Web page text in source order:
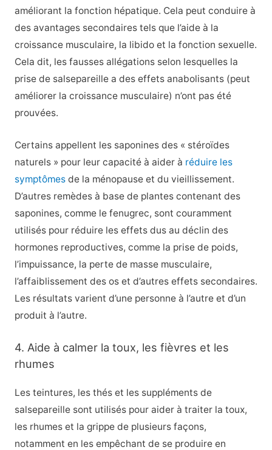
améliorant la fonction hépatique. Cela peut conduire à
des avantages secondaires tels que l’aide à la
croissance musculaire, la libido et la fonction sexuelle.
Cela dit, les fausses allégations selon lesquelles la
prise de salsepareille a des effets anabolisants (peut
améliorer la croissance musculaire) n’ont pas été
prouvées.
Certains appellent les saponines des « stéroïdes
naturels » pour leur capacité à aider à réduire les
symptômesde la ménopause et du vieillissement.
D’autres remèdes à base de plantes contenant des
saponines, comme le fenugrec, sont couramment
utilisés pour réduire les effets dus au déclin des
hormones reproductives, comme la prise de poids,
l’impuissance, la perte de masse musculaire,
l’affaiblissement des os et d’autres effets secondaires.
Les résultats varient d’une personne à l’autre et d’un
produit à l’autre.
4. Aide à calmer la toux, les fièvres et les
rhumes
Les teintures, les thés et les suppléments de
salsepareille sont utilisés pour aider à traiter la toux,
les rhumes et la grippe de plusieurs façons,
notamment en les empêchant de se produire en